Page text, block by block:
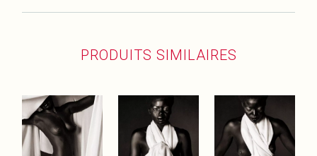
PRODUITS SIMILAIRES